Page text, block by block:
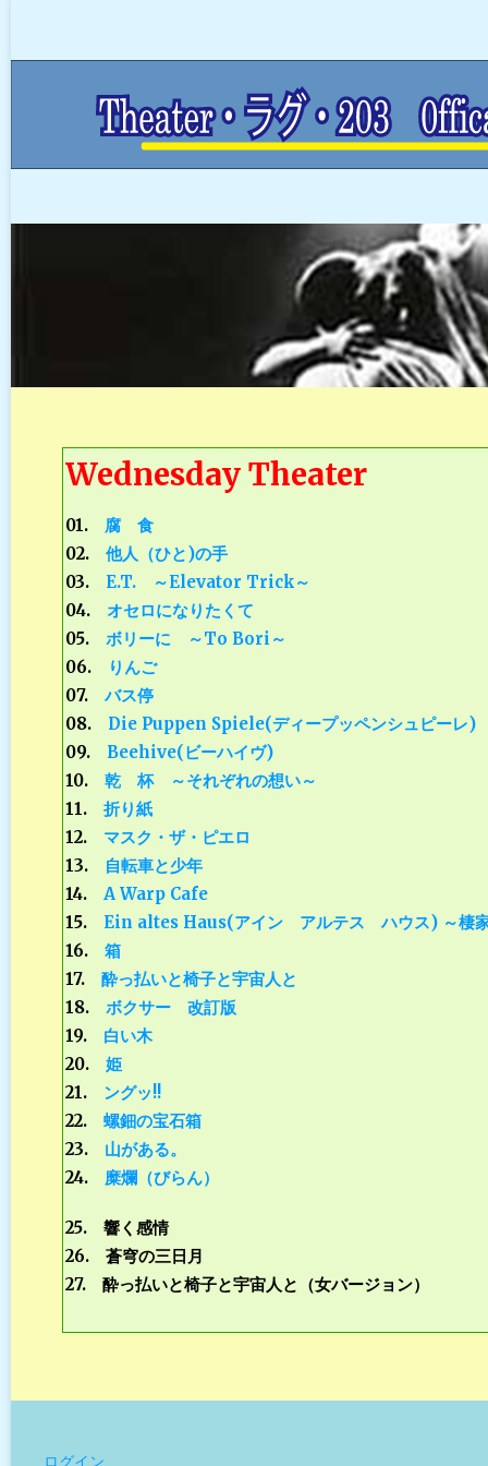
Wednesday Theater
01. 腐 食
02. 他人（ひと)の手
03. E.T. ～Elevator Trick～
04. オセロになりたくて
05. ボリーに ～To Bori～
06.
りんご
07. バス停
08. Die Puppen Spiele(ディープッペンシュピーレ)
09. Beehive(ビーハイヴ)
10. 乾 杯 ～それぞれの想い～
11. 折り紙
12. マスク・ザ・ピエロ
13.
自転車と少年
14. A Warp Cafe
15. Ein altes Haus(アイン アルテス ハウス) ～棲
16. 箱
17. 酔っ払いと椅子と宇宙人と
18. ボクサー 改訂版
19. 白い木
20. 姫
21. ングッ!!
22.
螺鈿の宝石箱
23.
山がある。
24. 糜爛（びらん）
25. 響く感情
26. 蒼穹の三日月
27. 酔っ払いと椅子と宇宙人と（女バージョン）
ログイン